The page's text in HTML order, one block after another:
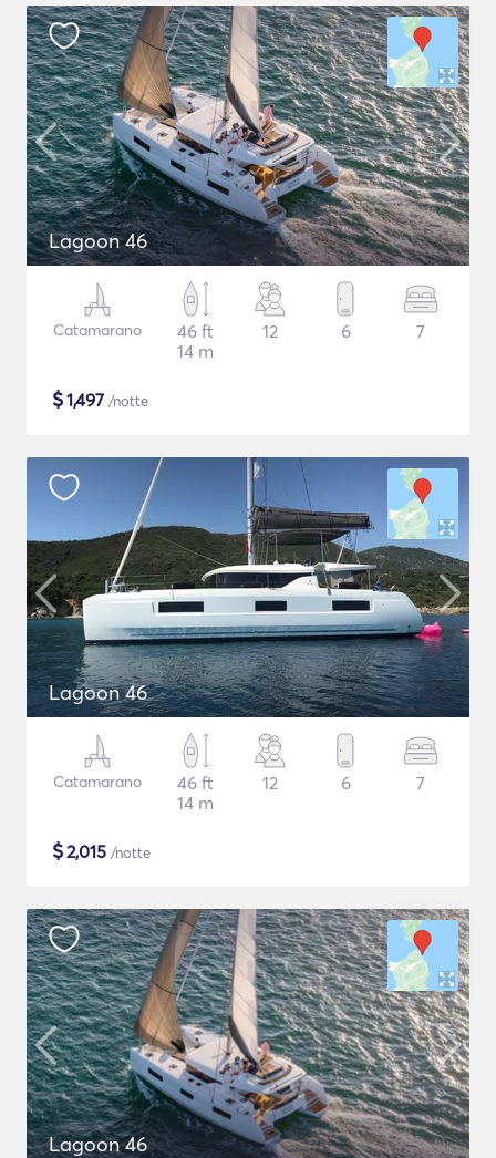
Lagoon 46
Catamarano
46 ft
14 m
12 6 7
$1,497 /notte
Lagoon 46
Catamarano
46 ft
14 m
12 6 7
$2,015 /notte
Lagoon 46